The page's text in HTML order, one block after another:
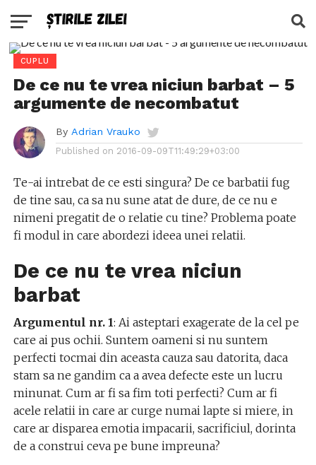
CUPLU
De ce nu te vrea niciun barbat – 5
argumente de necombatut
By Adrian Vrauko
Published on 2016-09-09T11:49:29+03:00
Te-ai intrebat de ce esti singura? De ce barbatii fug
de tine sau, ca sa nu sune atat de dure, de ce nu e
nimeni pregatit de o relatie cu tine? Problema poate
fi modul in care abordezi ideea unei relatii.
De ce nu te vrea niciun
barbat
Argumentul nr. 1: Ai asteptari exagerate de la cel pe
care ai pus ochii. Suntem oameni si nu suntem
perfecti tocmai din aceasta cauza sau datorita, daca
stam sa ne gandim ca a avea defecte este un lucru
minunat. Cum ar fi sa fim toti perfecti? Cum ar fi
acele relatii in care ar curge numai lapte si miere, in
care ar disparea emotia impacarii, sacrificiul, dorinta
de a construi ceva pe bune impreuna?